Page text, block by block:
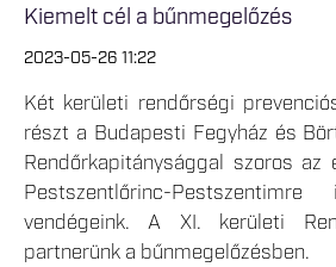
Kiemelt cél a bűnmegelőzés
2023-05-26 11:22
Két kerületi rendőrségi
részt a Budapesti Fegyház és
Rendőrkapitánysággal szoros az
Pestszentlőrinc-
vendégeink. A XI. kerületi
partnerünk a bűnmegelőzésben.